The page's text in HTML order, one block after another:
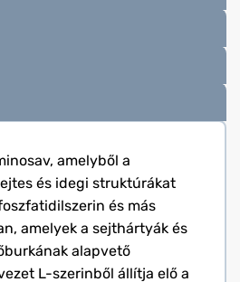
amelyből a
és idegi struktúrákat
és más
amelyek a sejthártyák és
alapvető
L-szerinből állítja elő a